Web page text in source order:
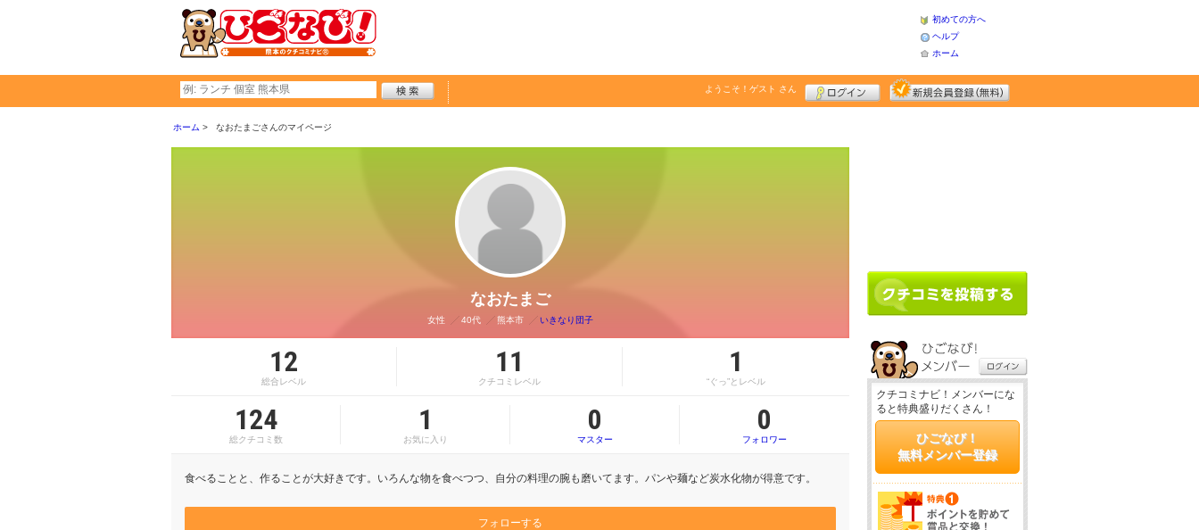
初めての方へ
ヘルプ
ホーム
ようこそ！ ゲスト さん
ホーム なおたまごさんのマイページ
なおたまご
女性 40代 熊本市 いきなり団子
12
総合レベル
11
クチコミレベル
1
“ぐっ”とレベル
124
総クチコミ数
1
お気に入り
0
マスター
0
フォロワー
食べることと、作ることが大好きです。いろんな物を食べつつ、自分の料理の腕も磨いてます。パンや麺など炭水化物が得意です。
フォローする
クチコミナビ！メンバーにな
ると特典盛りだくさん！
ひごなび！
無料メンバー登録